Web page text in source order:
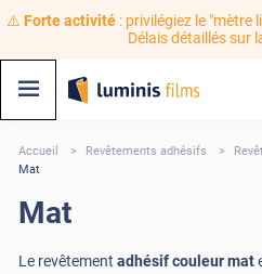
⚠️ Forte activité: privilégiez le "mètre
Délais détaillés sur
Accueil Revêtements adhésifs
Mat
Mat
Le revêtement adhésif couleur mat